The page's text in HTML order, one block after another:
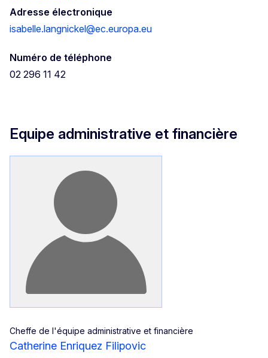
Adresse électronique
isabelle.langnickel@ec.europa.eu
Numéro de téléphone
02 296 11 42
Equipe administrative et financière
Cheffe de l'équipe administrative et financière
Catherine Enriquez Filipovic